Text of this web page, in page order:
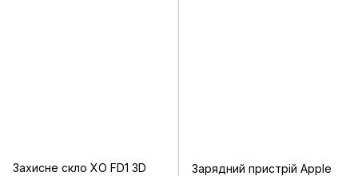
Захисне скло XO FD1 3D
Зарядний пристрій Apple